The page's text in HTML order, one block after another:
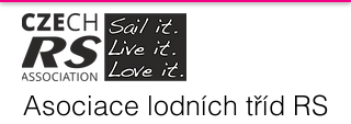
Asociace lodních tříd RS